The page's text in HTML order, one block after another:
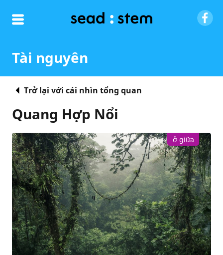
Tài nguyên
Trở lại với cái nhìn tổng quan
Quang Hợp Nổi
ở giữa